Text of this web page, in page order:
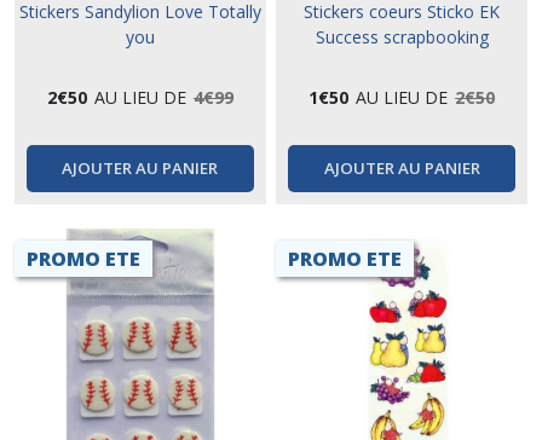
Stickers Sandylion Love Totally
you
2€50 AU LIEU DE 4€99
AJOUTER AU PANIER
Stickers coeurs Sticko EK
Success scrapbooking
1€50 AU LIEU DE 2€50
AJOUTER AU PANIER
PROMO ETE PROMO ETE